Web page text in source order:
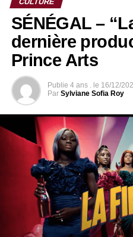
UP NEXT
SENEGAL-HAITI : «
de Preesteej.
SENEGAL : « DKR », le
SÉNÉGAL –
dernière
Prince Arts
Publie 4 ans . le 16/12/
Par Sylviane Sofia Roy